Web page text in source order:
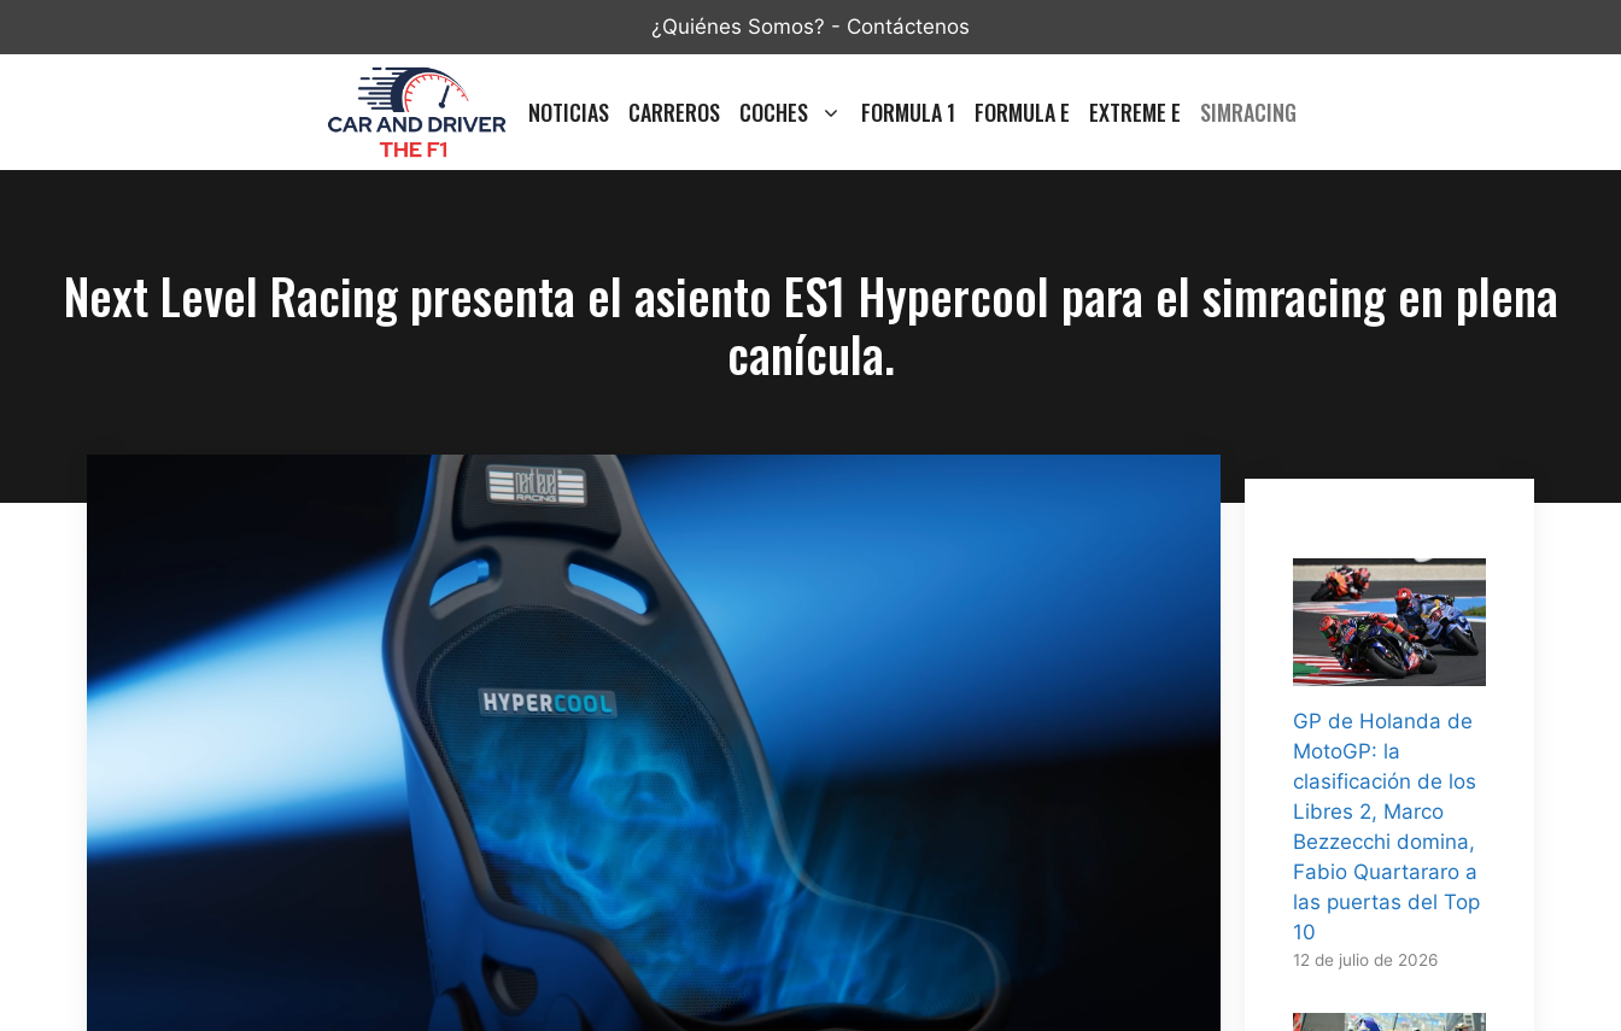
¿Quiénes Somos? - Contáctenos
NOTICIAS CARREROS COCHES FORMULA 1 FORMULA E EXTREME E SIMRACING
Next Level Racing presenta el asiento ES1 Hypercool para el simracing en plena
canícula.
GP de Holanda de
MotoGP: la
clasificación de los
Libres 2, Marco
Bezzecchi domina,
Fabio Quartararo a
las puertas del Top
10
12 de julio de 2026